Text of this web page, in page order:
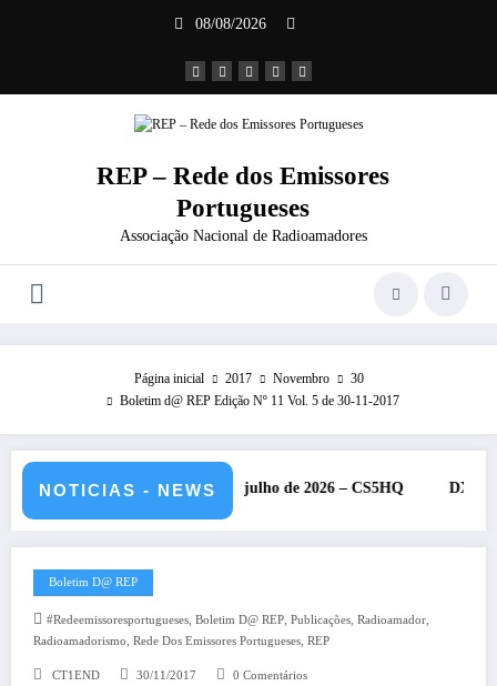
08/08/2026
REP – Rede dos Emissores
Portugueses
Associação Nacional de Radioamadores
Página inicial 2017 Novembro
30
Boletim d@ REP Edição Nº 11 Vol. 5 de 30-11-2017
NOTICIAS - NEWS
da IARU – 11 e 12 de julho de 2026 – CS5HQ DXCC –
Boletim D@ REP
#redeemissoresportugueses, Boletim D@ REP, Publicações, Radioamador,
Radioamadorismo, Rede Dos Emissores Portugueses, REP
CT1END 30/11/2017 0 Comentários